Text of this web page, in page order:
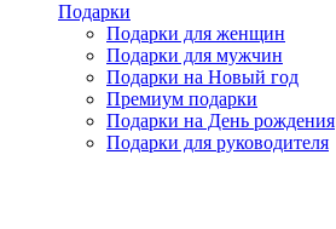
Подарки
Подарки для женщин
Подарки для мужчин
Подарки на Новый год
Премиум подарки
Подарки на День рождения
Подарки для руководителя